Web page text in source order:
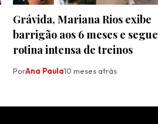
Grávida, Mariana Rios exibe
barrigão aos 6 meses e segue
rotina intensa de treinos
PorAna Paula10 meses atrás